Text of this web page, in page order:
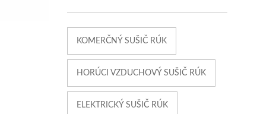
KOMERČNÝ SUŠIČ RÚK
HORÚCI VZDUCHOVÝ SUŠIČ RÚK
ELEKTRICKÝ SUŠIČ RÚK